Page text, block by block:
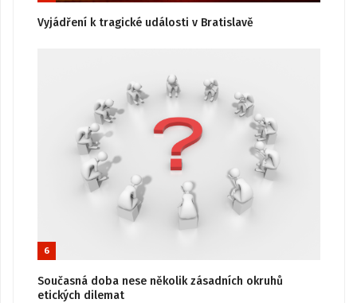
Vyjádření k tragické události v Bratislavě
6
Současná doba nese několik zásadních okruhů
etických dilemat